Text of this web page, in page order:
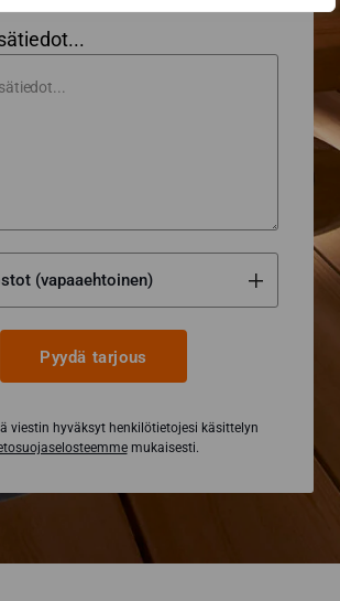
Pyydä tarjous
viestin hyväksyt henkilötietojesi käsittelyn
mukaisesti.